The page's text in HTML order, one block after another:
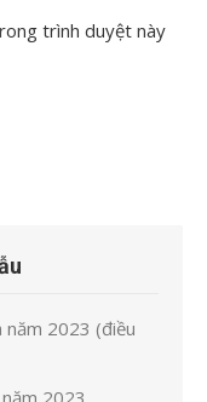
trình duyệt này
năm 2023 (điều
2023